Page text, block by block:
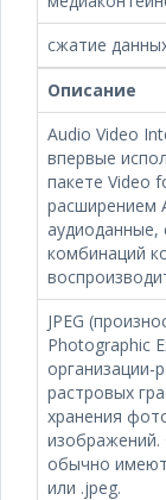
сжатие
Описание
Audio Video
впервые
пакете Video
расширением
аудиоданные,
комбинаций
JPEG
Photographic
растровых
хранения
изображений.
обычно
или .jpeg.